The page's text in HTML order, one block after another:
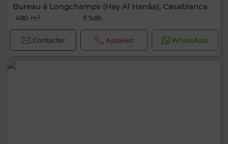
Bureau à Longchamps (Hay Al Hanâa), Casablanca
480 m² 5 Sdb.
Contacter Appelez WhatsApp